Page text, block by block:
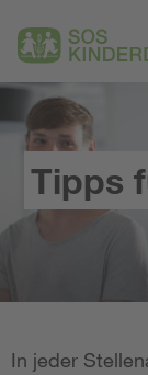
Tipps
In jeder